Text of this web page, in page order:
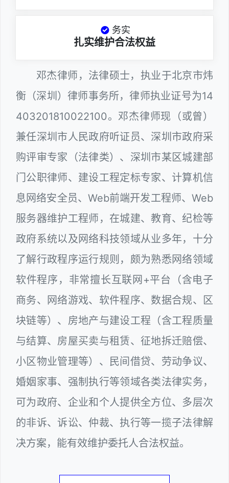
务实
扎实维护合法权益
邓杰律师，法律硕士，执业于北京市炜
衡（深圳）律师事务所，律师执业证号为14
403201810022100。邓杰律师现（或曾）
兼任深圳市人民政府听证员、深圳市政府采
购评审专家（法律类）、深圳市某区城建部
门公职律师、建设工程定标专家、计算机信
息网络安全员、Web前端开发工程师、Web
服务器维护工程师，在城建、教育、纪检等
政府系统以及网络科技领域从业多年，十分
了解行政程序运行规则，颇为熟悉网络领域
软件程序，非常擅长互联网+平台（含电子
商务、网络游戏、软件程序、数据合规、区
块链等）、房地产与建设工程（含工程质量
与结算、房屋买卖与租赁、征地拆迁赔偿、
小区物业管理等）、民间借贷、劳动争议、
婚姻家事、强制执行等领域各类法律实务，
可为政府、企业和个人提供全方位、多层次
的非诉、诉讼、仲裁、执行等一揽子法律解
决方案，能有效维护委托人合法权益。